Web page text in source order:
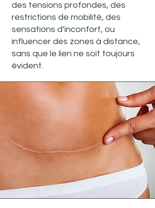
des tensions profondes, des
restrictions de mobilité, des
sensations d’inconfort, ou
influencer des zones à distance,
sans que le lien ne soit toujours
évident.